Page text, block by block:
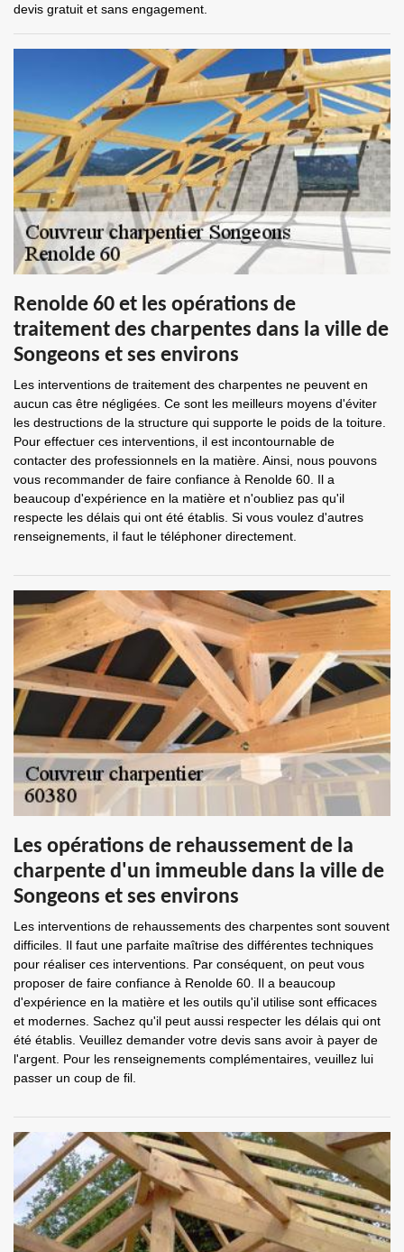
devis gratuit et sans engagement.
Renolde 60 et les opérations de
traitement des charpentes dans la ville de
Songeons et ses environs
Les interventions de traitement des charpentes ne peuvent en
aucun cas être négligées. Ce sont les meilleurs moyens d'éviter
les destructions de la structure qui supporte le poids de la toiture.
Pour effectuer ces interventions, il est incontournable de
contacter des professionnels en la matière. Ainsi, nous pouvons
vous recommander de faire confiance à Renolde 60. Il a
beaucoup d'expérience en la matière et n'oubliez pas qu'il
respecte les délais qui ont été établis. Si vous voulez d'autres
renseignements, il faut le téléphoner directement.
Les opérations de rehaussement de la
charpente d'un immeuble dans la ville de
Songeons et ses environs
Les interventions de rehaussements des charpentes sont souvent
difficiles. Il faut une parfaite maîtrise des différentes techniques
pour réaliser ces interventions. Par conséquent, on peut vous
proposer de faire confiance à Renolde 60. Il a beaucoup
d'expérience en la matière et les outils qu'il utilise sont efficaces
et modernes. Sachez qu'il peut aussi respecter les délais qui ont
été établis. Veuillez demander votre devis sans avoir à payer de
l'argent. Pour les renseignements complémentaires, veuillez lui
passer un coup de fil.